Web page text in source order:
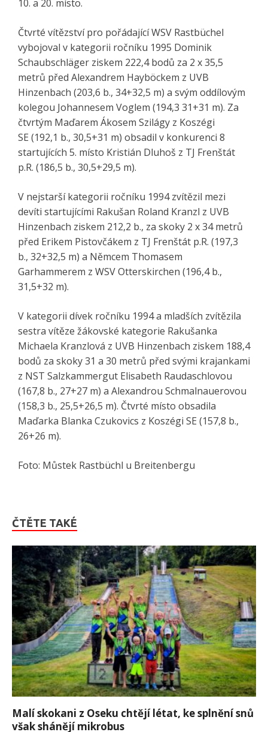
10. a 20. místo.
Čtvrté vítězství pro pořádající WSV Rastbüchel
vybojoval v kategorii ročníku 1995 Dominik
Schaubschläger ziskem 222,4 bodů za 2 x 35,5
metrů před Alexandrem Hayböckem z UVB
Hinzenbach (203,6 b., 34+32,5 m) a svým oddílovým
kolegou Johannesem Voglem (194,3 31+31 m). Za
čtvrtým Maďarem Ákosem Szilágy z Koszégi
SE (192,1 b., 30,5+31 m) obsadil v konkurenci 8
startujících 5. místo Kristián Dluhoš z TJ Frenštát
p.R. (186,5 b., 30,5+29,5 m).
V nejstarší kategorii ročníku 1994 zvítězil mezi
devíti startujícími Rakušan Roland Kranzl z UVB
Hinzenbach ziskem 212,2 b., za skoky 2 x 34 metrů
před Erikem Pistovčákem z TJ Frenštát p.R. (197,3
b., 32+32,5 m) a Němcem Thomasem
Garhammerem z WSV Otterskirchen (196,4 b.,
31,5+32 m).
V kategorii dívek ročníku 1994 a mladších zvítězila
sestra vítěze žákovské kategorie Rakušanka
Michaela Kranzlová z UVB Hinzenbach ziskem 188,4
bodů za skoky 31 a 30 metrů před svými krajankami
z NST Salzkammergut Elisabeth Raudaschlovou
(167,8 b., 27+27 m) a Alexandrou Schmalnauerovou
(158,3 b., 25,5+26,5 m). Čtvrté místo obsadila
Maďarka Blanka Czukovics z Koszégi SE (157,8 b.,
26+26 m).
Foto: Můstek Rastbüchl u Breitenbergu
ČTĚTE TAKÉ
Malí skokani z Oseku chtějí létat, ke splnění snů
však shánějí mikrobus